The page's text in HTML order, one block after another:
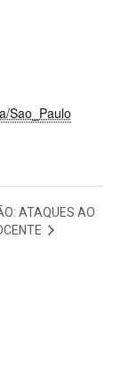
Sao_Paulo
ATAQUES AO